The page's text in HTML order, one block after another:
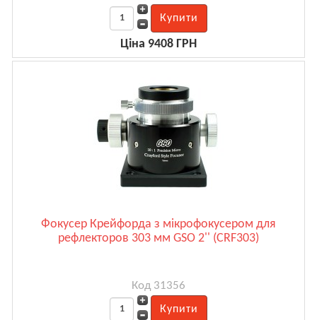
Ціна 9408 ГРН
Фокусер Крейфорда з мікрофокусером для
рефлекторов 303 мм GSO 2'' (CRF303)
Код 31356